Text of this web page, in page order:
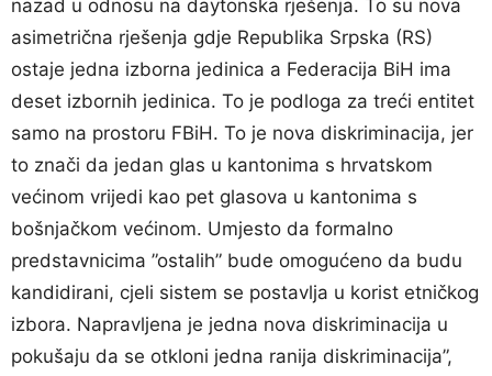
nazad u odnosu na daytonska rješenja. To su nova
asimetrična rješenja gdje Republika Srpska (RS)
ostaje jedna izborna jedinica a Federacija BiH ima
deset izbornih jedinica. To je podloga za treći entitet
samo na prostoru FBiH. To je nova diskriminacija, jer
to znači da jedan glas u kantonima s hrvatskom
većinom vrijedi kao pet glasova u kantonima s
bošnjačkom većinom. Umjesto da formalno
predstavnicima ”ostalih” bude omogućeno da budu
kandidirani, cjeli sistem se postavlja u korist etničkog
izbora. Napravljena je jedna nova diskriminacija u
pokušaju da se otkloni jedna ranija diskriminacija”,